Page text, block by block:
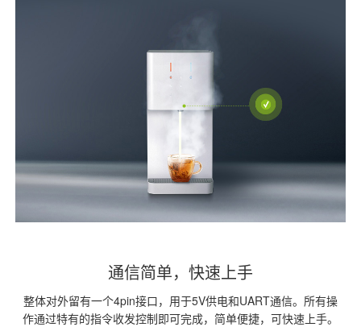
通信简单，快速上手
整体对外留有一个4pin接口，用于5V供电和UART通信。所有操
作通过特有的指令收发控制即可完成，简单便捷，可快速上手。